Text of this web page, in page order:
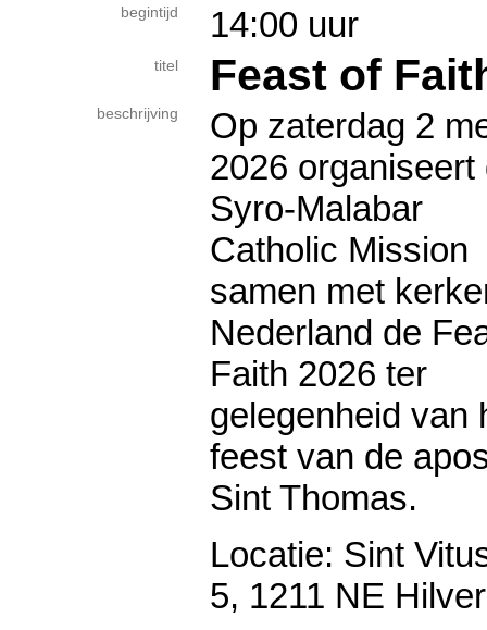
begintijd 14:00 uur
titel Feast of
beschrijving
Op zaterdag 2
2026 organiseert
Syro-Malabar
Catholic Mission
samen met
Nederland de
Faith 2026 ter
gelegenheid van
feest van de
Sint Thomas.
Locatie: Sint
5, 1211 NE